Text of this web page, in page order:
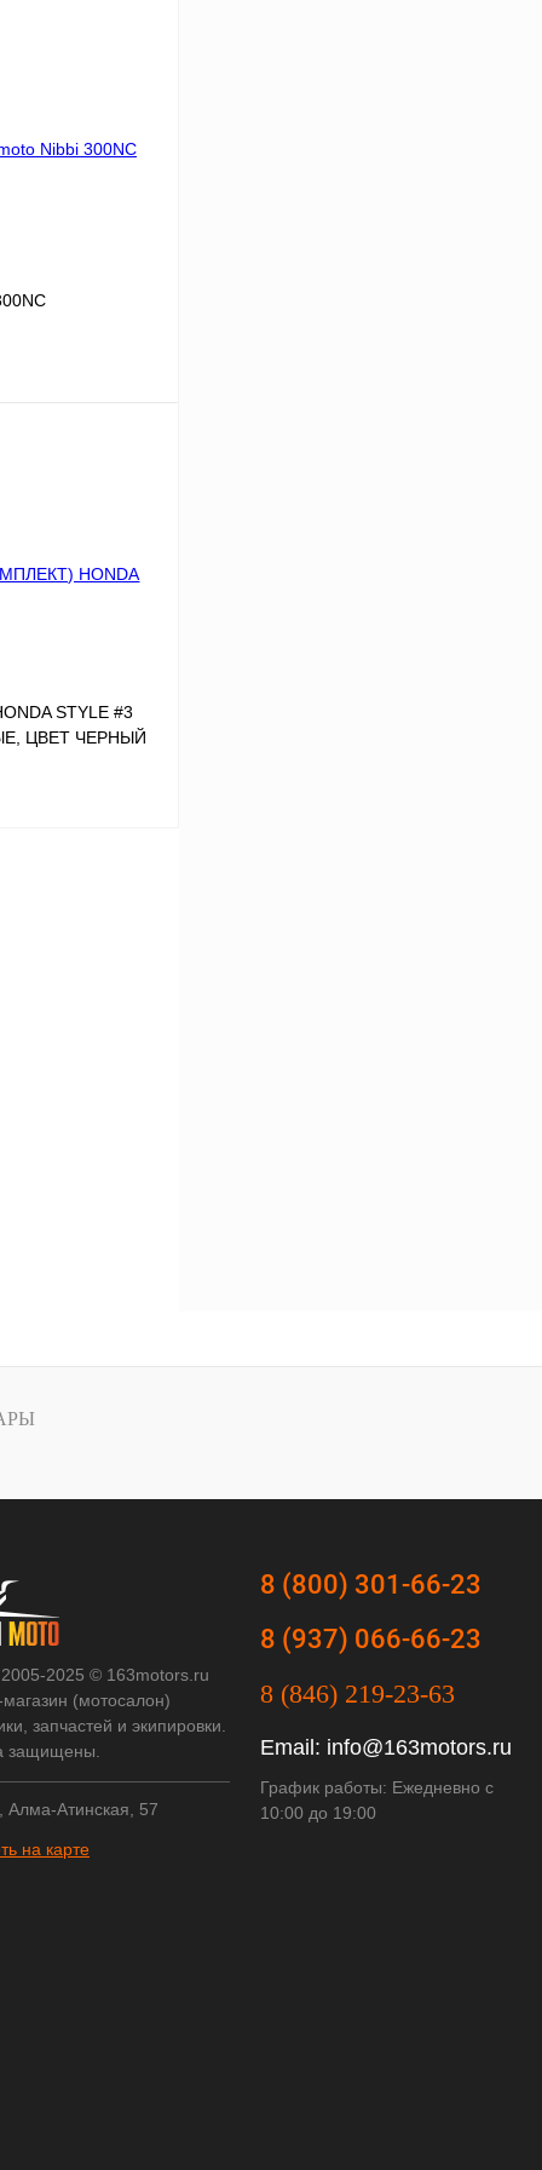
STYLE #3
ЦВЕТ ЧЕРНЫЙ
2025 © 163motors.ru
(мотосалон)
запчастей и экипировки.
защищены.
Алма-Атинская, 57
на карте
8 (800) 301-66-23
8 (937) 066-66-23
8 (846) 219-23-63
Email: info@163motors.ru
График работы: Ежедневно с
10:00 до 19:00